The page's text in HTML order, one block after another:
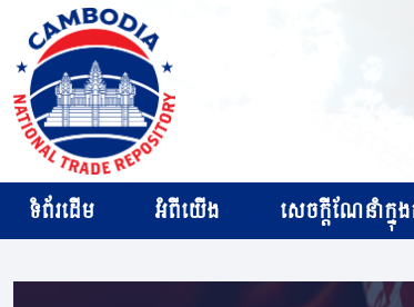
ទំព័រដើម អំពីយើង សេចក្ដីណែនាំក្នុង